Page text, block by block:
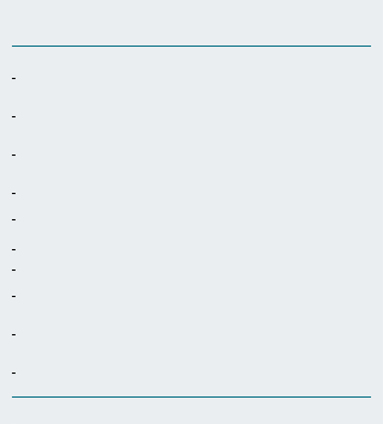
-
-
-
-
-
-
-
-
-
-